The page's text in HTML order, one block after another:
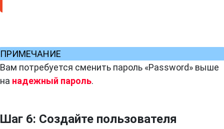
ПРИМЕЧАНИЕ
Вам потребуется сменить пароль «Password» выше
на надежный пароль.
Шаг 6: Создайте пользователя